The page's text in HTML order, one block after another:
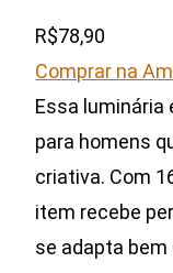
R$78,90
Comprar na
Essa luminária
para homens
criativa. Com
item recebe
se adapta